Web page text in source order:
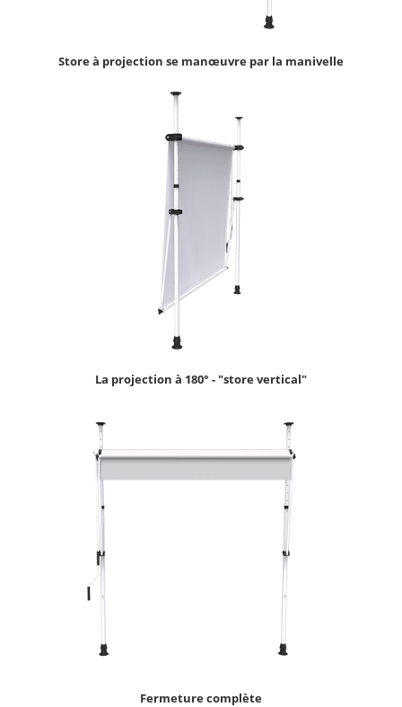
Store à projection se manœuvre par la manivelle
La projection à 180° - "store vertical"
Fermeture complète